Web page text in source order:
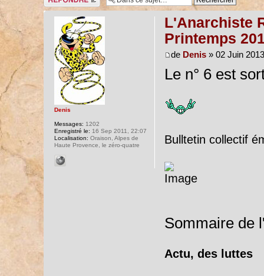
L'Anarchiste
Printemps
de Denis» 02 Juin
Le n° 6 est
Bulltetin collectif
Sommaire de
Actu, des luttes
Denis
Messages: 1202
Enregistré le: 16 Sep 2011, 22:07
Localisation: Oraison, Alpes de
Haute Provence, le zéro-quatre